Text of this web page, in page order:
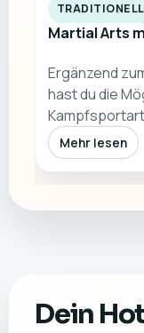
Martial Arts
Ergänzend
hast du die
Das Angebo…
Mehr lesen
Dein